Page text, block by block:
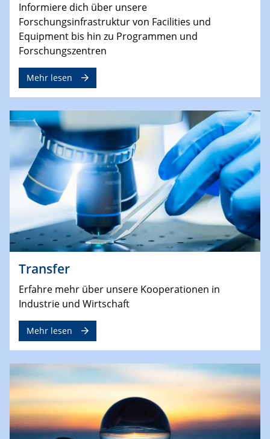
Informiere dich über unsere
Forschungsinfrastruktur von Facilities und
Equipment bis hin zu Programmen und
Forschungszentren
Mehr lesen
Transfer
Erfahre mehr über unsere Kooperationen in
Industrie und Wirtschaft
Mehr lesen